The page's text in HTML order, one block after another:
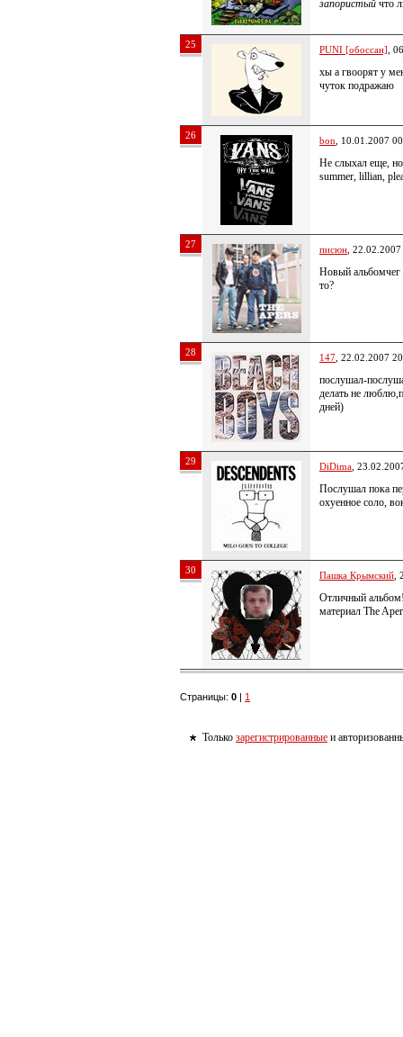
запористый что
25 PUNI [обоссан] ,
хы а гвоорят у
чуток подражаю
26 bon , 10.01.2007
Не слыхал еще,
summer, lillian,
27 писюн ,
Новый альбомчег
то?
28 147 , 22.02.2007
послушал-
делать не
дней)
29 DiDima ,
Послушал пока
охуенное соло,
30 Пашка Крымский
Отличный
материал The
Страницы: 0 | 1
Только зарегистрированные и